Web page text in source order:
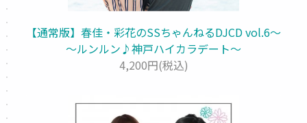
【通常版】春佳・彩花のSSちゃんねるDJCD vol.6～
～ルンルン♪神戸ハイカラデート～
4,200円(税込)